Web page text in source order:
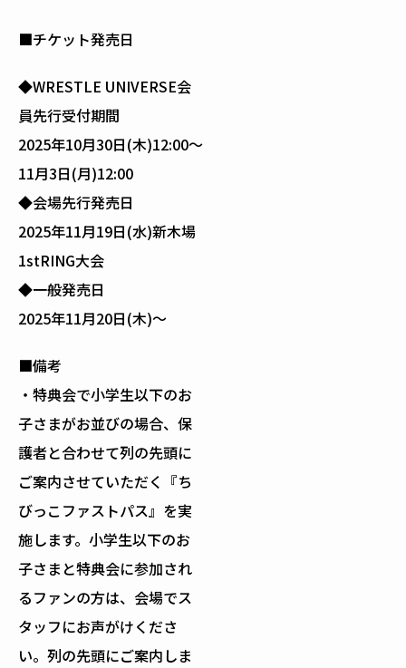
■チケット発売日
◆WRESTLE UNIVERSE会
員先行受付期間
2025年10月30日(木)12:00～
11月3日(月)12:00
◆会場先行発売日
2025年11月19日(水)新木場
1stRING大会
◆一般発売日
2025年11月20日(木)～
■備考
・特典会で小学生以下のお
子さまがお並びの場合、保
護者と合わせて列の先頭に
ご案内させていただく『ち
びっこファストパス』を実
施します。小学生以下のお
子さまと特典会に参加され
るファンの方は、会場でス
タッフにお声がけくださ
い。列の先頭にご案内しま